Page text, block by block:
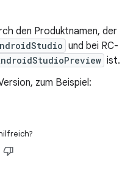
den Produktnamen, der
und bei RC-
ist.
zum Beispiel: